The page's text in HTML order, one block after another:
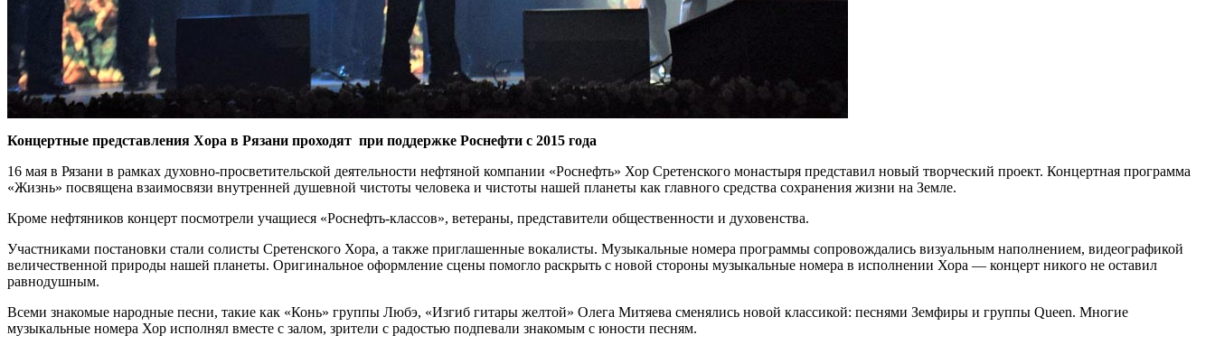
Концертные представления Хора в Рязани проходят при поддержке Роснефти с 2015 года
16 мая в Рязани в рамках духовно-просветительской деятельности нефтяной компании «Роснефть» Хор Сретенского монастыря представил новый творческий проект. Концертная программа
«Жизнь» посвящена взаимосвязи внутренней душевной чистоты человека и чистоты нашей планеты как главного средства сохранения жизни на Земле.
Кроме нефтяников концерт посмотрели учащиеся «Роснефть-классов», ветераны, представители общественности и духовенства.
Участниками постановки стали солисты Сретенского Хора, а также приглашенные вокалисты. Музыкальные номера программы сопровождались визуальным наполнением, видеографикой
величественной природы нашей планеты. Оригинальное оформление сцены помогло раскрыть с новой стороны музыкальные номера в исполнении Хора — концерт никого не оставил
равнодушным.
Всеми знакомые народные песни, такие как «Конь» группы Любэ, «Изгиб гитары желтой» Олега Митяева сменялись новой классикой: песнями Земфиры и группы Queen. Многие
музыкальные номера Хор исполнял вместе с залом, зрители с радостью подпевали знакомым с юности песням.